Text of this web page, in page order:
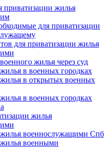
приватизации жилья
для приватизации
для приватизации жилья
жилья через суд
в военных городках
в открытых военных
в военных городках
жилья
военнослужащими Спб
военными